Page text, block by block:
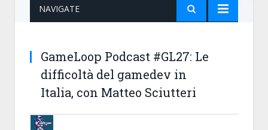
NAVIGATE
GameLoop Podcast #GL27: Le
difficoltà del gamedev in
Italia, con Matteo Sciutteri